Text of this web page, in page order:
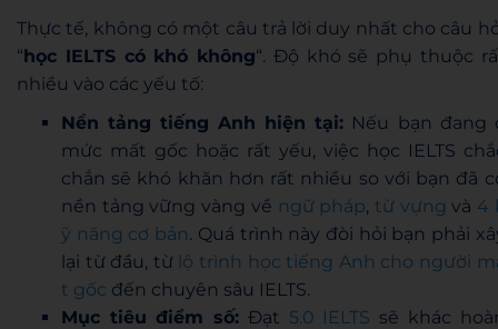
Thực tế, không có một câu trả lời duy nhất cho câu
“học IELTS có khó không“. Độ khó sẽ phụ thuộc
nhiều vào các yếu tố:
Nền tảng tiếng Anh hiện tại: Nếu bạn đang
mức mất gốc hoặc rất yếu, việc học IELTS
chắn sẽ khó khăn hơn rất nhiều so với bạn đã
nền tảng vững vàng về ngữ pháp, từ vựng và 4
ỹ năng cơ bản. Quá trình này đòi hỏi bạn phải
lại từ đầu, từ lộ trình học tiếng Anh cho người
t gốc đến chuyên sâu IELTS.
Mục tiêu điểm số: Đạt 5.0 IELTS sẽ khác